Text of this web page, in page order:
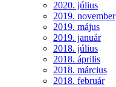
2020. július
2019. november
2019. május
2019. január
2018. július
2018. április
2018. március
2018. február